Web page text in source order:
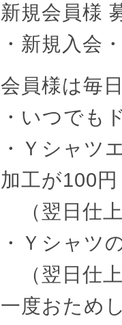
新規会員様
・新規入会
会員様は毎
・いつでも
・Ｙシャツ
加工が100円
（翌日仕
・Ｙシャツ
（翌日仕
一度おため